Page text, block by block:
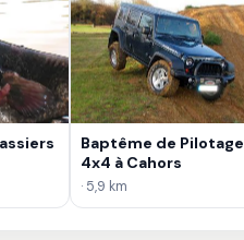
Baptême de Pilotage
4x4 à Cahors
· 5,9 km